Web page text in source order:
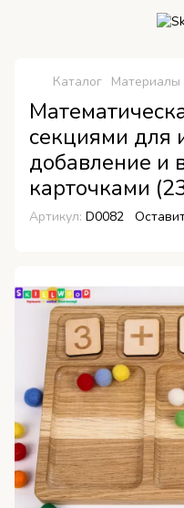
Каталог Материалы
секциями для
добавление и
карточками
Артикул: D0082